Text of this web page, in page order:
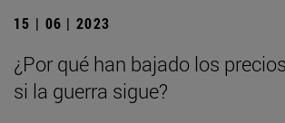
15 | 06 | 2023
¿Por qué han bajado los
si la guerra sigue?